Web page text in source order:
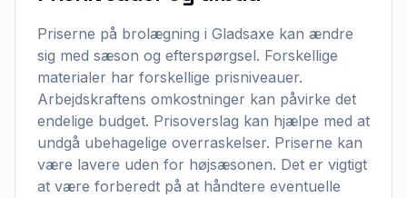
Priserne på brolægning i Gladsaxe kan ændre
sig med sæson og efterspørgsel. Forskellige
materialer har forskellige prisniveauer.
Arbejdskraftens omkostninger kan påvirke det
endelige budget. Prisoverslag kan hjælpe med at
undgå ubehagelige overraskelser. Priserne kan
være lavere uden for højsæsonen. Det er vigtigt
at være forberedt på at håndtere eventuelle